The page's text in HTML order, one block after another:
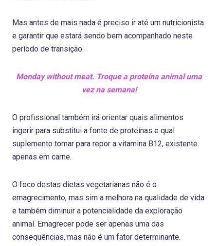
Mas antes de mais nada é preciso ir até um nutricionista
e garantir que estará sendo bem acompanhado neste
período de transição.
Monday without meat. Troque a proteína animal uma
vez na semana!
O profissional também irá orientar quais alimentos
ingerir para substitui a fonte de proteínas e qual
suplemento tomar para repor a vitamina B12, existente
apenas em carne.
O foco destas dietas vegetarianas não é o
emagrecimento, mas sim a melhora na qualidade de vida
e também diminuir a potencialidade da exploração
animal. Emagrecer pode ser apenas uma das
consequências, mas não é um fator determinante.